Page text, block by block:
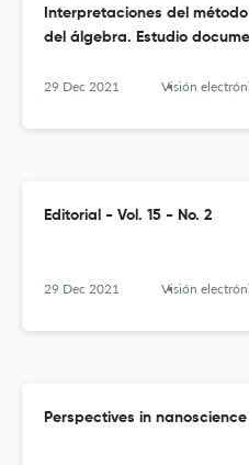
Interpretaciones del
del álgebra. Estudio
29 Dec 2021 Visión
Editorial - Vol. 15 - No. 2
29 Dec 2021 Visión
Perspectives in